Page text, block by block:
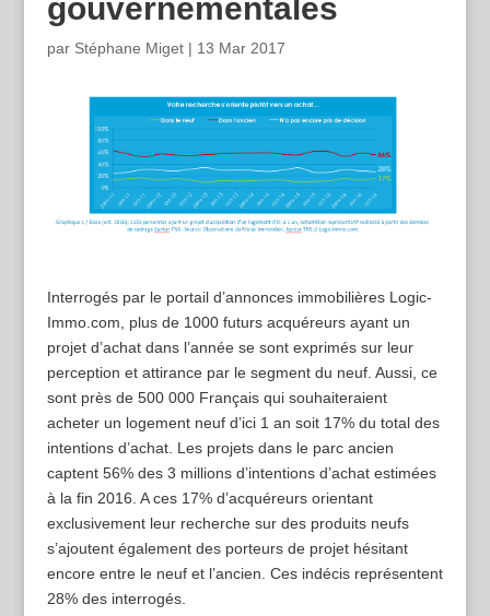
gouvernementales
par Stéphane Miget| 13 Mar 2017
Interrogés par le portail d’annonces immobilières Logic-
Immo.com, plus de 1000 futurs acquéreurs ayant un
projet d’achat dans l’année se sont exprimés sur leur
perception et attirance par le segment du neuf. Aussi, ce
sont près de 500 000 Français qui souhaiteraient
acheter un logement neuf d’ici 1 an soit 17% du total des
intentions d’achat. Les projets dans le parc ancien
captent 56% des 3 millions d’intentions d’achat estimées
à la fin 2016. A ces 17% d’acquéreurs orientant
exclusivement leur recherche sur des produits neufs
s’ajoutent également des porteurs de projet hésitant
encore entre le neuf et l’ancien. Ces indécis représentent
28% des interrogés.